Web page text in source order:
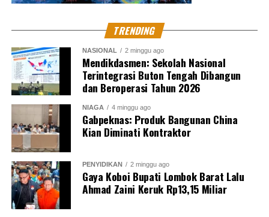
TRENDING
NASIONAL 2 minggu ago
Mendikdasmen: Sekolah Nasional
Terintegrasi Buton Tengah Dibangun
dan Beroperasi Tahun 2026
NIAGA 4 minggu ago
Gabpeknas: Produk Bangunan China
Kian Diminati Kontraktor
PENYIDIKAN 2 minggu ago
Gaya Koboi Bupati Lombok Barat Lalu
Ahmad Zaini Keruk Rp13,15 Miliar